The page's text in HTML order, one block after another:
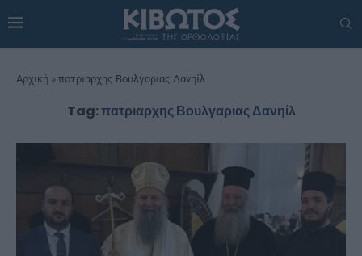
Αρχική » πατριαρχης Βουλγαριας Δανηίλ
Tag:πατριαρχης Βουλγαριας Δανηίλ